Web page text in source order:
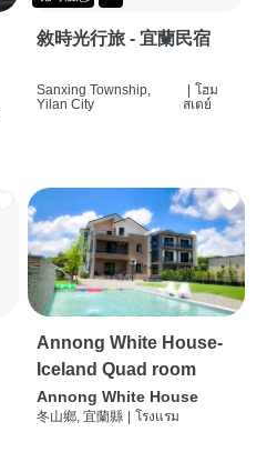
敘時光行旅 - 宜蘭民宿
Sanxing Township,
Yilan City
| โฮม
สเตย์
Annong White House-
Iceland Quad room
Annong White House
冬山鄉, 宜蘭縣 | โรงแรม